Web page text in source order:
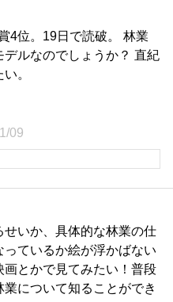
4位。19日で読破。 林業
ルなのでしょうか？ 直紀
。
09
いか、具体的な林業の仕
ているか絵が浮かばない
とかで見てみたい！普段
について知ることができ